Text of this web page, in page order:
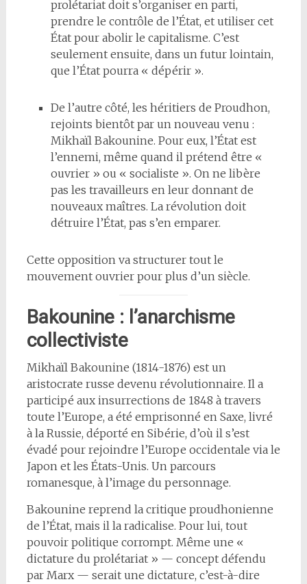
prolétariat doit s’organiser en parti,
prendre le contrôle de l’État, et utiliser cet
État pour abolir le capitalisme. C’est
seulement ensuite, dans un futur lointain,
que l’État pourra « dépérir ».
De l’autre côté, les héritiers de Proudhon,
rejoints bientôt par un nouveau venu :
Mikhaïl Bakounine. Pour eux, l’État est
l’ennemi, même quand il prétend être «
ouvrier » ou « socialiste ». On ne libère
pas les travailleurs en leur donnant de
nouveaux maîtres. La révolution doit
détruire l’État, pas s’en emparer.
Cette opposition va structurer tout le
mouvement ouvrier pour plus d’un siècle.
Bakounine : l’anarchisme
collectiviste
Mikhaïl Bakounine (1814-1876) est un
aristocrate russe devenu révolutionnaire. Il a
participé aux insurrections de 1848 à travers
toute l’Europe, a été emprisonné en Saxe, livré
à la Russie, déporté en Sibérie, d’où il s’est
évadé pour rejoindre l’Europe occidentale via le
Japon et les États-Unis. Un parcours
romanesque, à l’image du personnage.
Bakounine reprend la critique proudhonienne
de l’État, mais il la radicalise. Pour lui, tout
pouvoir politique corrompt. Même une «
dictature du prolétariat » — concept défendu
par Marx — serait une dictature, c’est-à-dire